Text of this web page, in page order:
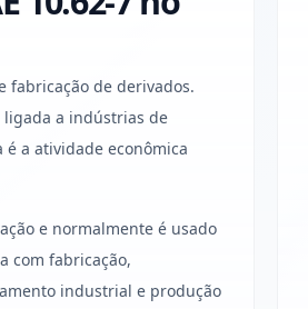
fabricação de derivados.
ligada a indústrias de
a atividade econômica
e normalmente é usado
com fabricação,
industrial e produção